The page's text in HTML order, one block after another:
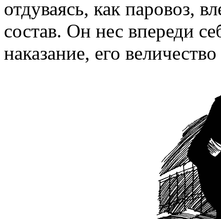
отдуваясь, как паровоз,
состав. Он нес впереди
наказание, его